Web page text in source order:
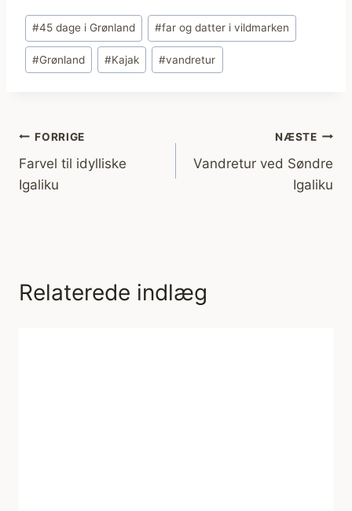
Indlæg-
tags:
#45 dage i Grønland #far og datter i vildmarken
#Grønland #Kajak #vandretur
Indlægsnavigation
FORRIGE
Farvel til idylliske
Igaliku
NÆSTE
Vandretur ved Søndre
Igaliku
Relaterede indlæg